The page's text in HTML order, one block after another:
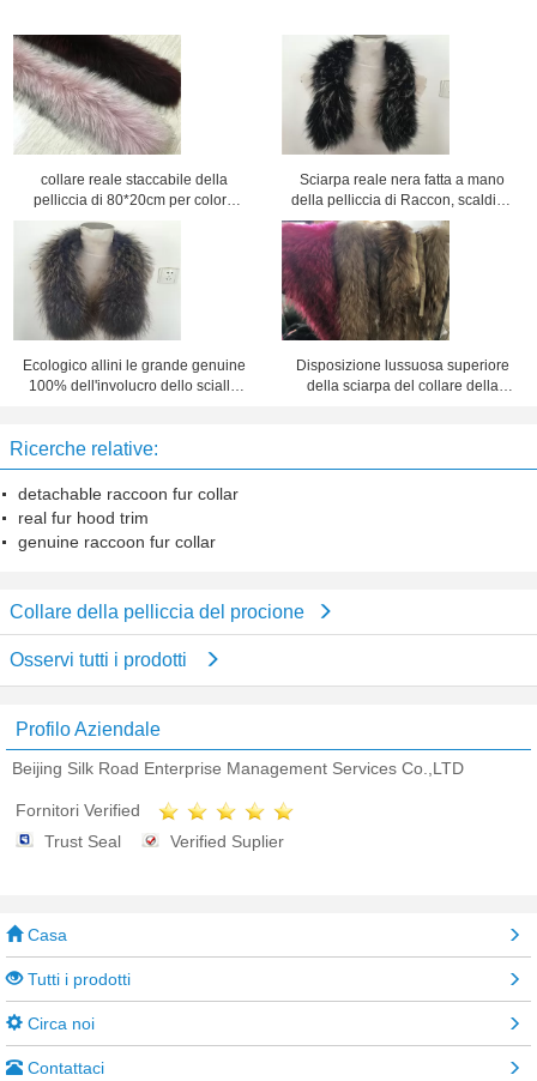
collare reale staccabile della
pelliccia di 80*20cm per colore
naturale e tinto della donna
Sciarpa reale nera fatta a mano
della pelliccia di Raccon, scaldino
del collo della pelliccia di
lunghezza di 80cm
Ecologico allini le grande genuine
100% dell'involucro dello scialle
Disposizione lussuosa superiore
della sciarpa del collare della
Ricerche relative:
detachable raccoon fur collar
real fur hood trim
genuine raccoon fur collar
Collare della pelliccia del procione
Osservi tutti i prodotti
Profilo Aziendale
Beijing Silk Road Enterprise Management Services Co.,LTD
Fornitori Verified
Trust Seal
Verified Suplier
Casa
Tutti i prodotti
Circa noi
Contattaci